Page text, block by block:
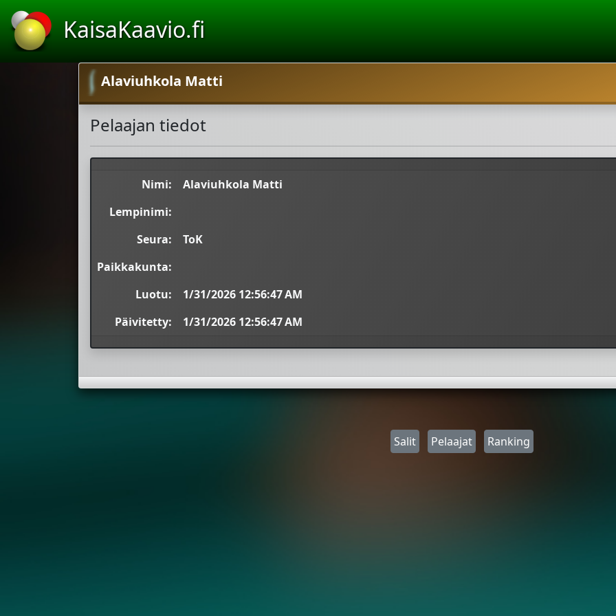
KaisaKaavio.fi
Alaviuhkola Matti
Pelaajan tiedot
Nimi:
Alaviuhkola Matti
Lempinimi:
Seura:
ToK
Paikkakunta:
Luotu:
1/31/2026 12:56:47 AM
Päivitetty:
1/31/2026 12:56:47 AM
Salit Pelaajat Ranking